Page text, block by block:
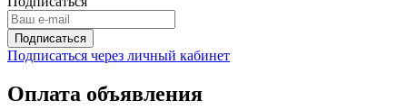
Подписаться через личный кабинет
Оплата объявления